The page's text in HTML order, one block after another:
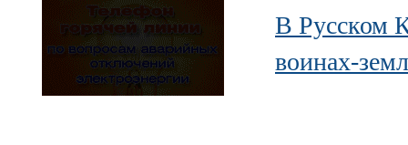
В Русском
воинах-